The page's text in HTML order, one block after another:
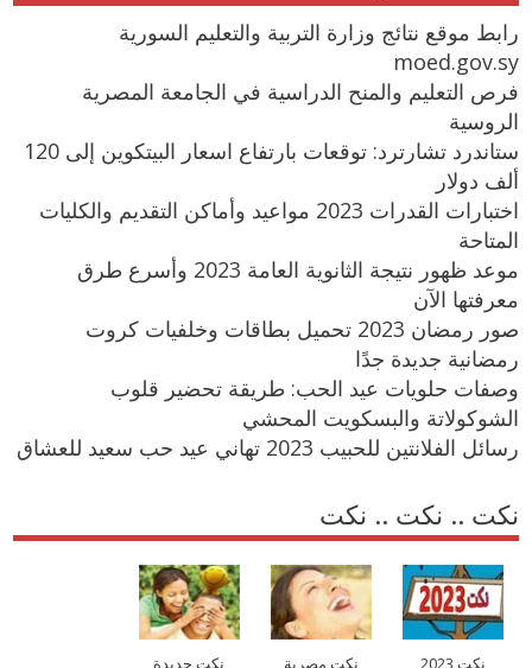
رابط موقع نتائج وزارة التربية والتعليم السورية
moed.gov.sy
فرص التعليم والمنح الدراسية في الجامعة المصرية
الروسية
ستاندرد تشارترد: توقعات بارتفاع اسعار البيتكوين إلى 120
ألف دولار
اختبارات القدرات 2023 مواعيد وأماكن التقديم والكليات
المتاحة
موعد ظهور نتيجة الثانوية العامة 2023 وأسرع طرق
معرفتها الآن
صور رمضان 2023 تحميل بطاقات وخلفيات كروت
رمضانية جديدة جدًا
وصفات حلويات عيد الحب: طريقة تحضير قلوب
الشوكولاتة والبسكويت المحشي
رسائل الفلانتين للحبيب 2023 تهاني عيد حب سعيد للعشاق
نكت .. نكت .. نكت